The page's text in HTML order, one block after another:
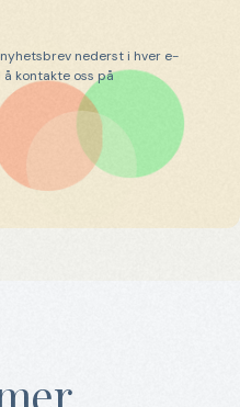
nederst i hver e-
kontakte oss på